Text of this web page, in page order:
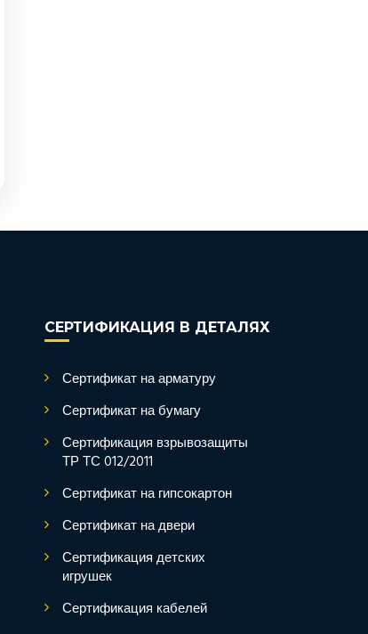
СЕРТИФИКАЦИЯ В ДЕТАЛЯХ
Сертификат на арматуру
Сертификат на бумагу
Сертификация взрывозащиты
ТР ТС 012/2011
Сертификат на гипсокартон
Сертификат на двери
Сертификация детских
игрушек
Сертификация кабелей